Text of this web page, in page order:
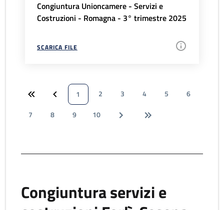
Congiuntura Unioncamere - Servizi e
Costruzioni - Romagna - 3° trimestre 2025
SCARICA FILE
1 2 3 4 5
6
7
8 9 10
Congiuntura servizi e